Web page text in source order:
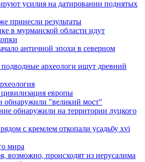
усилия на датировании поднятых
принесли результаты
в мурманской области идут
античной эпохи в северном
археологи ищут древний
европы
обнаружили "великий мост"
обнаружили на территории луцкого
с кремлем откопали усадьбу xvi
мира
возможно, происходят из иерусалима